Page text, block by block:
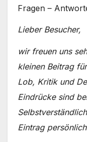
Fragen –
Lieber Besucher,
wir freuen uns
kleinen Beitrag
Lob, Kritik und
Eindrücke sind
Eintrag